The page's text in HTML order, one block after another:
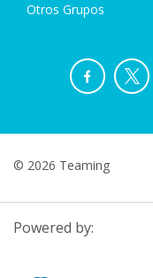
Otros Grupos
© 2026 Teaming
Powered by: